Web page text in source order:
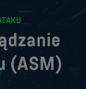
(ASM)